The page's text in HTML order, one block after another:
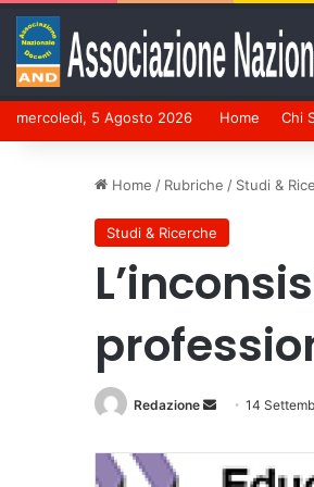
mercoledì, 5 Agosto 2026 Home Chi
Home / Rubriche / Studi &
Studi & Ricerche
Redazione
Invia 14